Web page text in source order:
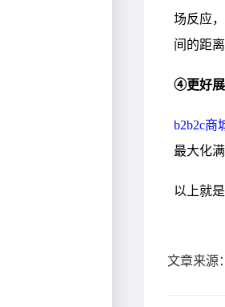
文章来源